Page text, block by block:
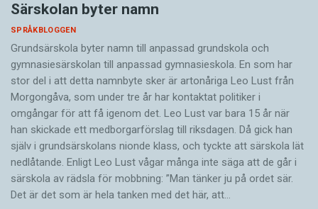
Särskolan byter namn
SPRÅKBLOGGEN
Grundsärskola byter namn till anpassad grundskola och
gymnasiesärskolan till anpassad gymnasieskola. En som har
stor del i att detta namnbyte sker är artonåriga Leo Lust från
Morgongåva, som under tre år har kontaktat politiker i
omgångar för att få igenom det. Leo Lust var bara 15 år när
han skickade ett medborgarförslag till riksdagen. Då gick han
själv i grundsärskolans nionde klass, och tyckte att särskola lät
nedlåtande. Enligt Leo Lust vågar många inte säga att de går i
särskola av rädsla för mobbning: ”Man tänker ju på ordet sär.
Det är det som är hela tanken med det här, att…